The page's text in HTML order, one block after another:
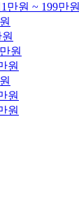
1만원 ~ 199만원
원
원
원
원